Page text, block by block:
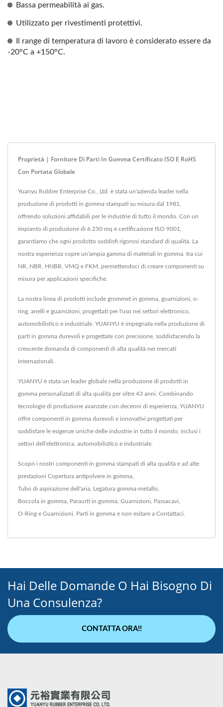
Bassa permeabilità ai gas.
Utilizzato per rivestimenti protettivi.
Il range di temperatura di lavoro è considerato essere da
-20°C a +150°C.
Proprietà | Fornitore Di Parti In Gomma Certificato ISO E RoHS
Con Portata Globale
Yuanyu Rubber Enterprise Co., Ltd. è stata un'azienda leader nella
produzione di prodotti in gomma stampati su misura dal 1981,
offrendo soluzioni affidabili per le industrie di tutto il mondo. Con un
impianto di produzione di 6.250 mq e certificazione ISO 9001,
garantiamo che ogni prodotto soddisfi rigorosi standard di qualità. La
nostra esperienza copre un'ampia gamma di materiali in gomma, tra cui
NR, NBR, HNBR, VMQ e FKM, permettendoci di creare componenti su
misura per applicazioni specifiche.
La nostra linea di prodotti include grommet in gomma, guarnizioni, o-
ring, anelli e guarnizioni, progettati per l'uso nei settori elettronico,
automobilistico e industriale. YUANYU è impegnata nella produzione di
parti in gomma durevoli e progettate con precisione, soddisfacendo la
crescente domanda di componenti di alta qualità nei mercati
internazionali.
YUANYU è stata un leader globale nella produzione di prodotti in
gomma personalizzati di alta qualità per oltre 43 anni. Combinando
tecnologie di produzione avanzate con decenni di esperienza, YUANYU
offre componenti in gomma durevoli e innovativi progettati per
soddisfare le esigenze uniche delle industrie in tutto il mondo, inclusi i
settori dell'elettronica, automobilistico e industriale.
Scopri i nostri componenti in gomma stampati di alta qualità e ad alte
prestazioni Copertura antipolvere in gomma
Tubo di aspirazione dell'aria Legatura gomma-metallo
Boccola in gomma Paraurti in gomma Guarnizioni Passacavi
O-Ring e Guarnizioni Parti in gomma e non esitare a Contattaci
Hai Delle Domande O Hai Bisogno Di
Una Consulenza?
CONTATTA ORA!!